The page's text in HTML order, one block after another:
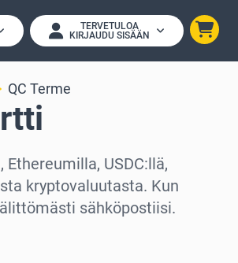
TERVETULOA
KIRJAUDU SISÄÄN
QC Terme
USDC:llä,
kryptovaluutasta. Kun
sähköpostiisi.